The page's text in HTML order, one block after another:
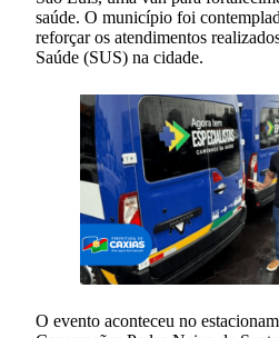
saúde. O município foi
reforçar os atendimentos
Saúde (SUS) na cidade.
O evento aconteceu no